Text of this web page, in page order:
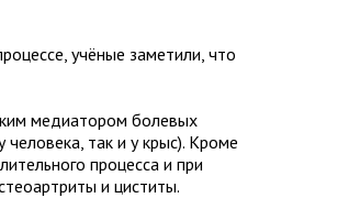
учёные заметили, что
медиатором болевых
человека, так и у крыс). Кроме
процесса и при
и циститы.